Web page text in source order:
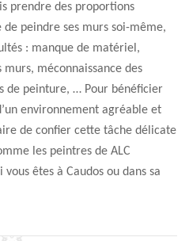
prendre des proportions
de peindre ses murs soi-même,
: manque de matériel,
méconnaissance des
de peinture, … Pour bénéficier
environnement agréable et
de confier cette tâche délicate
les peintres de ALC
êtes à Caudos ou dans sa